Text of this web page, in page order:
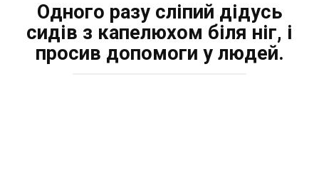
Одного разу сліпий дідусь
сидів з капелюхом біля ніг, і
просив допомоги у людей.